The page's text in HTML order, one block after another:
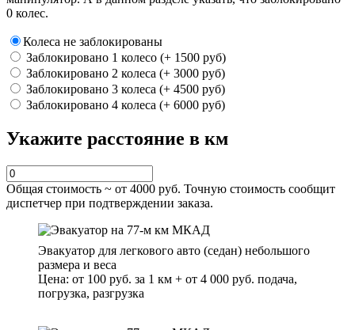
0 колес.
Колеса не заблокированы
Заблокировано 1 колесо (+ 1500 руб)
Заблокировано 2 колеса (+ 3000 руб)
Заблокировано 3 колеса (+ 4500 руб)
Заблокировано 4 колеса (+ 6000 руб)
Укажите расстояние в км
Общая стоимость ~ от 4000 руб. Точную стоимость сообщит
диспетчер при подтверждении заказа.
Эвакуатор для легкового авто (седан) небольшого
размера и веса
Цена: от 100 руб. за 1 км + от 4 000 руб. подача,
погрузка, разгрузка